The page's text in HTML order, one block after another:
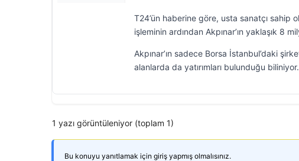
T24’ün haberine göre, usta sanatçı sahip
işleminin ardından Akpınar’ın yaklaşık 8
Akpınar’ın sadece Borsa İstanbul’daki
alanlarda da yatırımları bulunduğu biliniyor.
1 yazı görüntüleniyor (toplam 1)
Bu konuyu yanıtlamak için giriş yapmış olmalısınız.